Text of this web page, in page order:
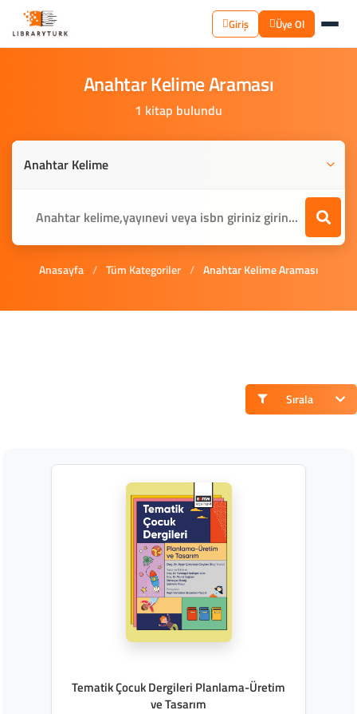
Giriş Üye Ol
AnahtarKelimeAraması
1 kitap bulundu
Anasayfa / Tüm Kategoriler / Anahtar Kelime Araması
Sırala
Tematik Çocuk Dergileri Planlama-Üretim
ve Tasarım